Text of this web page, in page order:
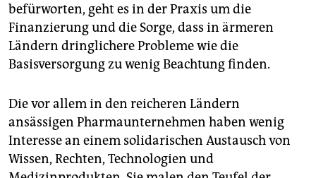
befürworten, geht es in der Praxis um die
Finanzierung und die Sorge, dass in ärmeren
Ländern dringlichere Probleme wie die
Basisversorgung zu wenig Beachtung finden.
Die vor allem in den reicheren Ländern
ansässigen Pharmaunternehmen haben wenig
Interesse an einem solidarischen Austausch von
Wissen, Rechten, Technologien und